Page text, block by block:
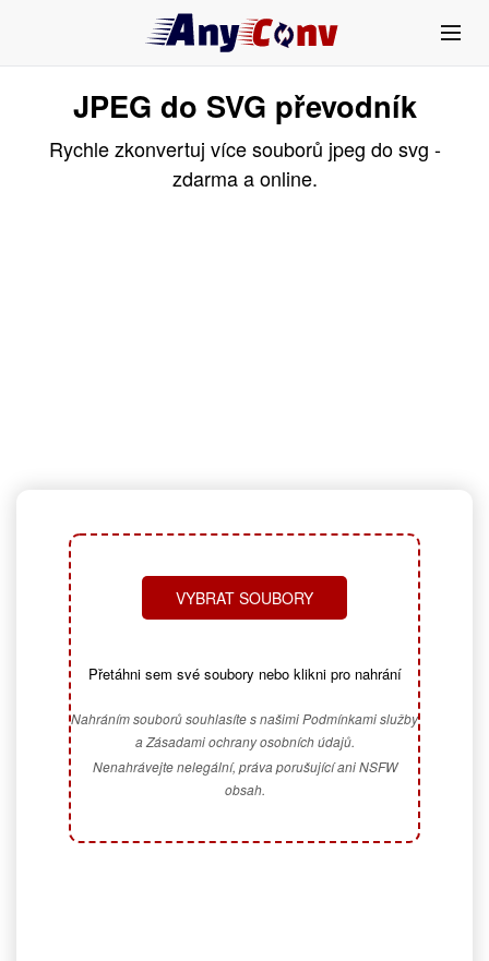
JPEG do SVG převodník
Rychle zkonvertuj více souborů jpeg do svg -
zdarma a online.
VYBRAT SOUBORY
Přetáhni sem své soubory nebo klikni pro nahrání
Nahráním souborů souhlasíte s našimi Podmínkami služby
a Zásadami ochrany osobních údajů.
Nenahrávejte nelegální, práva porušující ani NSFW
obsah.